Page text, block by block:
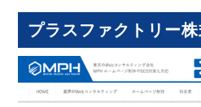
プラスファクトリー株